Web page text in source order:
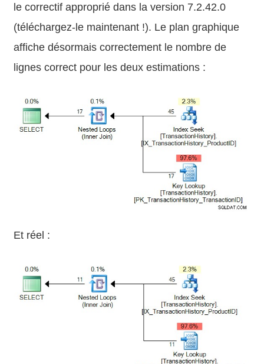
le correctif approprié dans la version 7.2.42.0
(téléchargez-le maintenant !). Le plan graphique
affiche désormais correctement le nombre de
lignes correct pour les deux estimations :
Et réel :